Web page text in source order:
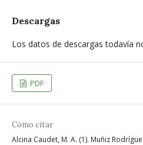
Descargas
Los datos de descargas todavía
PDF
Cómo citar
Alcina Caudet, M. A. (1). Muñiz